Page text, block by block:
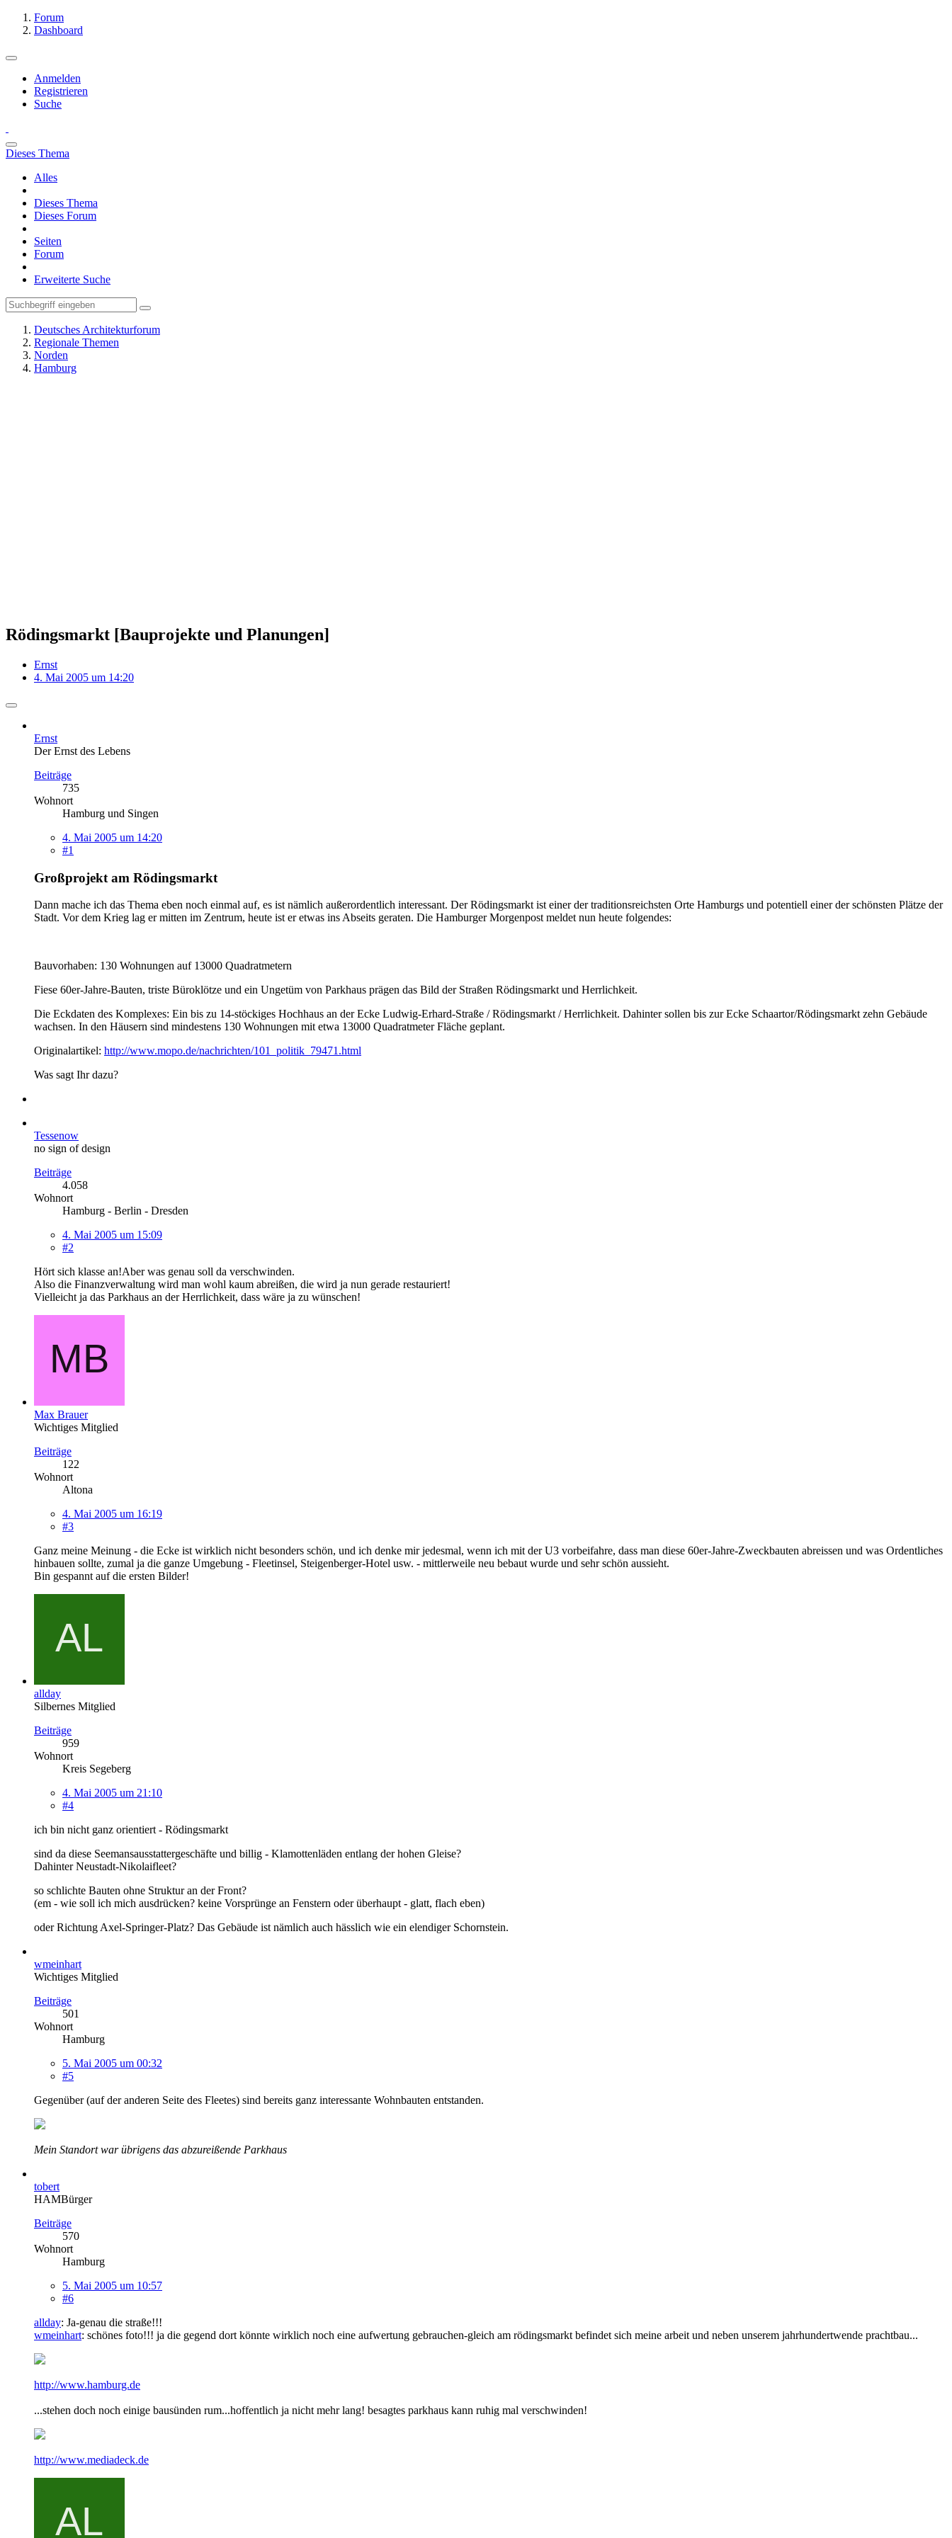
Forum
Dashboard
Anmelden
Registrieren
Suche
Dieses Thema
Alles
Dieses Thema
Dieses Forum
Seiten
Forum
Erweiterte Suche
Deutsches Architekturforum
Regionale Themen
Norden
Hamburg
Rödingsmarkt [Bauprojekte und Planungen]
Ernst
4. Mai 2005 um 14:20
Ernst
Der Ernst des Lebens
Beiträge
735
Wohnort
Hamburg und Singen
4. Mai 2005 um 14:20
#1
Großprojekt am Rödingsmarkt
Dann mache ich das Thema eben noch einmal auf, es ist nämlich außerordentlich interessant. Der Rödingsmarkt ist einer der traditionsreichsten Orte Hamburgs und potentiell einer der schönsten Plätze der
Stadt. Vor dem Krieg lag er mitten im Zentrum, heute ist er etwas ins Abseits geraten. Die Hamburger Morgenpost meldet nun heute folgendes:
Bauvorhaben: 130 Wohnungen auf 13000 Quadratmetern
Fiese 60er-Jahre-Bauten, triste Büroklötze und ein Ungetüm von Parkhaus prägen das Bild der Straßen Rödingsmarkt und Herrlichkeit.
Die Eckdaten des Komplexes: Ein bis zu 14-stöckiges Hochhaus an der Ecke Ludwig-Erhard-Straße / Rödingsmarkt / Herrlichkeit. Dahinter sollen bis zur Ecke Schaartor/Rödingsmarkt zehn Gebäude
wachsen. In den Häusern sind mindestens 130 Wohnungen mit etwa 13000 Quadratmeter Fläche geplant.
Originalartikel: http://www.mopo.de/nachrichten/101_politik_79471.html
Was sagt Ihr dazu?
Tessenow
no sign of design
Beiträge
4.058
Wohnort
Hamburg - Berlin - Dresden
4. Mai 2005 um 15:09
#2
Hört sich klasse an!Aber was genau soll da verschwinden.
Also die Finanzverwaltung wird man wohl kaum abreißen, die wird ja nun gerade restauriert!
Vielleicht ja das Parkhaus an der Herrlichkeit, dass wäre ja zu wünschen!
Max Brauer
Wichtiges Mitglied
Beiträge
122
Wohnort
Altona
4. Mai 2005 um 16:19
#3
Ganz meine Meinung - die Ecke ist wirklich nicht besonders schön, und ich denke mir jedesmal, wenn ich mit der U3 vorbeifahre, dass man diese 60er-Jahre-Zweckbauten abreissen und was Ordentliches
hinbauen sollte, zumal ja die ganze Umgebung - Fleetinsel, Steigenberger-Hotel usw. - mittlerweile neu bebaut wurde und sehr schön aussieht.
Bin gespannt auf die ersten Bilder!
allday
Silbernes Mitglied
Beiträge
959
Wohnort
Kreis Segeberg
4. Mai 2005 um 21:10
#4
ich bin nicht ganz orientiert - Rödingsmarkt
sind da diese Seemansausstattergeschäfte und billig - Klamottenläden entlang der hohen Gleise?
Dahinter Neustadt-Nikolaifleet?
so schlichte Bauten ohne Struktur an der Front?
(em - wie soll ich mich ausdrücken? keine Vorsprünge an Fenstern oder überhaupt - glatt, flach eben)
oder Richtung Axel-Springer-Platz? Das Gebäude ist nämlich auch hässlich wie ein elendiger Schornstein.
wmeinhart
Wichtiges Mitglied
Beiträge
501
Wohnort
Hamburg
5. Mai 2005 um 00:32
#5
Gegenüber (auf der anderen Seite des Fleetes) sind bereits ganz interessante Wohnbauten entstanden.
Mein Standort war übrigens das abzureißende Parkhaus
tobert
HAMBürger
Beiträge
570
Wohnort
Hamburg
5. Mai 2005 um 10:57
#6
allday: Ja-genau die straße!!!
wmeinhart: schönes foto!!! ja die gegend dort könnte wirklich noch eine aufwertung gebrauchen-gleich am rödingsmarkt befindet sich meine arbeit und neben unserem jahrhundertwende prachtbau...
http://www.hamburg.de
...stehen doch noch einige bausünden rum...hoffentlich ja nicht mehr lang! besagtes parkhaus kann ruhig mal verschwinden!
http://www.mediadeck.de